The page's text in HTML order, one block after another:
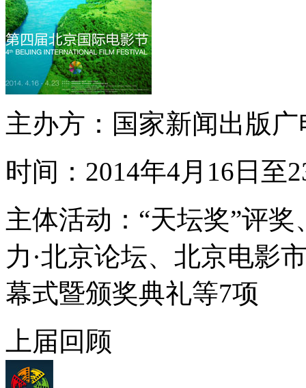
主办方： 国家新闻出版
时间： 2014年4月16日至
主体活动： “天坛奖”评
力·北京论坛、北京电影
幕式暨颁奖典礼等7项
上届回顾